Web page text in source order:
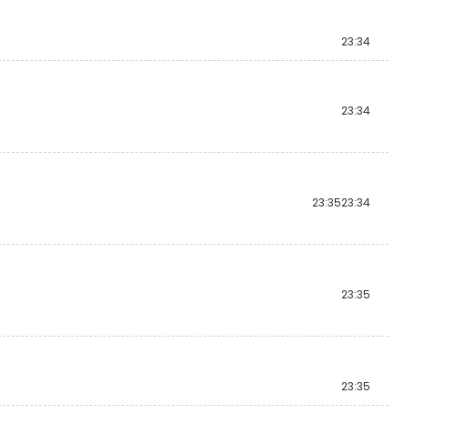
23:34
23:34
23:34
23:35
23:35
23:35